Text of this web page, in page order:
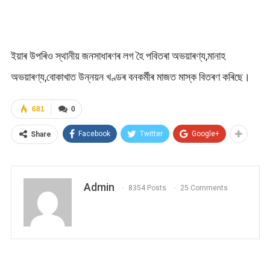
ইয়াৰ উপৰিও স্থানীয় জনসাধাৰণৰ লগ হৈ পবিতৰা অভয়াৰণ্য,মানাহ
অভয়াৰণ্য,বোকাখাত উন্নয়ন খণ্ডৰ বনকৰ্মীৰ মাজত মাস্ক বিতৰণ কৰিছে।
0
681
Share Facebook Twitter Google+
Admin 8354 Posts 25 Comments